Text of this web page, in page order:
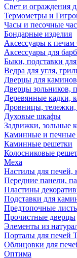
Свет и ограждения
Термометры и
Часы и песочные
Бондарные изделия
Аксессуары к
Аксессуары для
Быки, подставки
Ведра для угля,
Дверцы для
Дверцы зольников,
Деревянные кадки,
Дровницы,
Духовые шкафы
Задвижки, зольные
Каминные и печные
Каминные решетки
Колосниковые
Меха
Настилы для печей,
Передние панели,
Пластины
Подставки для
Предтопочные
Прочистные дверцы
Элементы из
Порталы для печей
Облицовки для
Оптима